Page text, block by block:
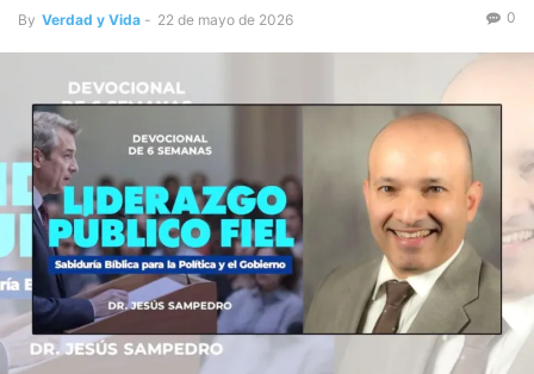
By Verdad y Vida - 22 de mayo de 2026 0